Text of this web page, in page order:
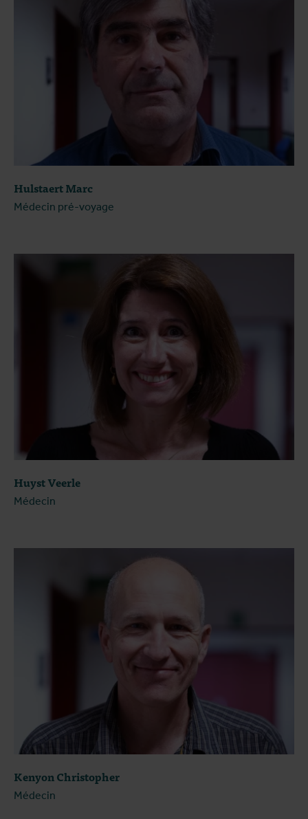
Hulstaert Marc
Médecin pré-voyage
Huyst Veerle
Médecin
Kenyon Christopher
Médecin